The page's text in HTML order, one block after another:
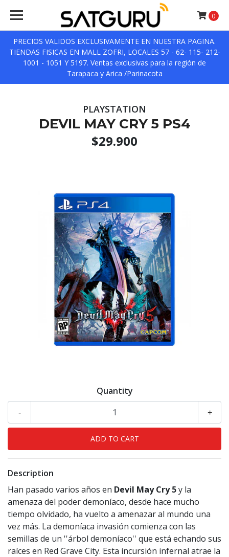
PRECIOS VALIDOS EXCLUSIVAMENTE EN NUESTRA PAGINA.
TIENDAS FISICAS EN MALL ZOFRI, LOCALES 57 - 62- 115- 212-
1001 - 1051 Y 5197. Ventas exclusivas para la región de
Tarapaca y Arica /Parinacota
0
PLAYSTATION
DEVIL MAY CRY 5 PS4
$29.900
Quantity
+
-
Description
Han pasado varios años en Devil May Cry 5y la
amenaza del poder demoníaco, desde hace mucho
tiempo olvidado, ha vuelto a amenazar al mundo una
vez más. La demoníaca invasión comienza con las
semillas de un ''árbol demoníaco'' que está echando sus
raíces en Red Grave City. Esta incursión infernal atrae la